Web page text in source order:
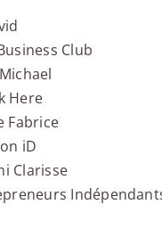
Club
Here
Fabrice
iD
Clarisse